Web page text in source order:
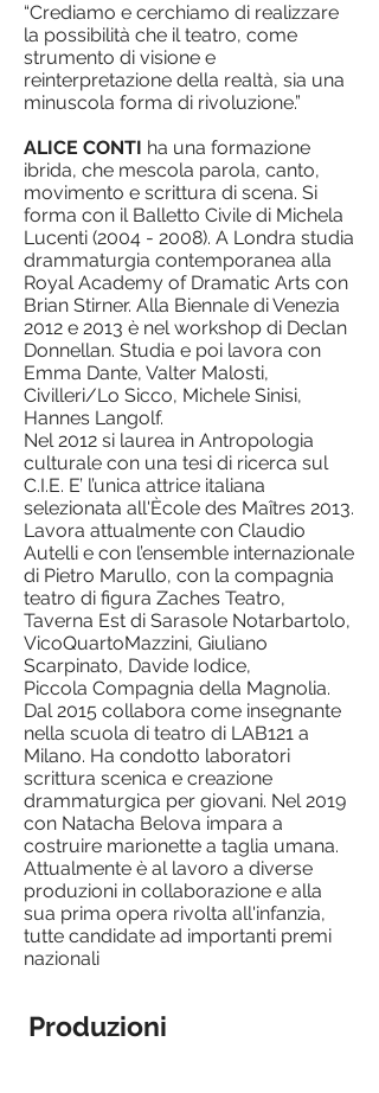
“Crediamo e cerchiamo di realizzare
la possibilità che il teatro, come
strumento di visione e
reinterpretazione della realtà, sia una
minuscola forma di rivoluzione.”
ALICE CONTI ha una formazione
ibrida, che mescola parola, canto,
movimento e scrittura di scena. Si
forma con il Balletto Civile di Michela
Lucenti (2004 - 2008). A Londra studia
drammaturgia contemporanea alla
Royal Academy of Dramatic Arts con
Brian Stirner. Alla Biennale di Venezia
2012 e 2013 è nel workshop di Declan
Donnellan. Studia e poi lavora con
Emma Dante, Valter Malosti,
Civilleri/Lo Sicco, Michele Sinisi,
Hannes Langolf.
Nel 2012 si laurea in Antropologia
culturale con una tesi di ricerca sul
C.I.E. E’ l’unica attrice italiana
selezionata all'Ècole des Maîtres 2013.
Lavora attualmente con Claudio
Autelli e con l’ensemble internazionale
di Pietro Marullo, con la compagnia
teatro di figura Zaches Teatro,
Taverna Est di Sarasole Notarbartolo,
VicoQuartoMazzini, Giuliano
Scarpinato, Davide Iodice,
Piccola Compagnia della Magnolia.
Dal 2015 collabora come insegnante
nella scuola di teatro di LAB121 a
Milano. Ha condotto laboratori
scrittura scenica e creazione
drammaturgica per giovani. Nel 2019
con Natacha Belova impara a
costruire marionette a taglia umana.
Attualmente è al lavoro a diverse
produzioni in collaborazione e alla
sua prima opera rivolta all'infanzia,
tutte candidate ad importanti premi
nazionali
Produzioni